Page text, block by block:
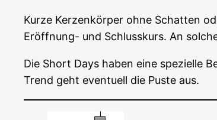
Kur­ze Ker­zen­kör­per ohne Schat­ten
Eröff­nung- und Schluss­kurs. An
Die Short Days haben eine spe­zi­el­le
Trend geht even­tu­ell die Pus­te aus.